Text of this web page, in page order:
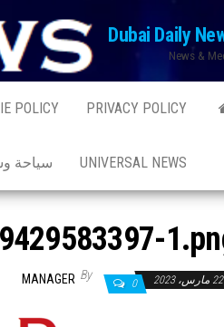
Dubai Daily
News &
PRIVACY POLICY
POLICY
UNIVERSAL NEWS سياحة
22 مارس، 2023 0
By
MANAGER